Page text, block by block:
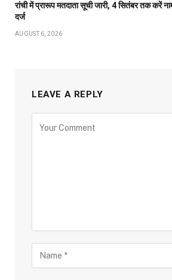
रांची में प्रारूप मतदाता सूची जारी, 4 सितंबर तक करें
दर्ज
AUGUST 6, 2026
LEAVE A REPLY